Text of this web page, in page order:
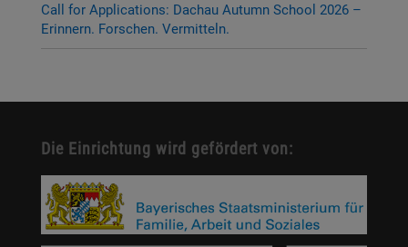
Call for Applications: Dachau Autumn School 2026 –
Erinnern. Forschen. Vermitteln.
Die Einrichtung wird gefördert von: